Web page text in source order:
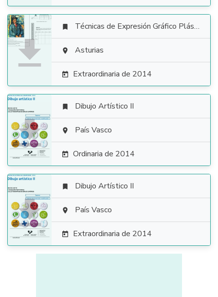

 Técnicas de Expresión Gráfico Plástica
 Asturias
 Extraordinaria de 2014

 Dibujo Artístico II
 País Vasco
 Ordinaria de 2014

 Dibujo Artístico II
 País Vasco
 Extraordinaria de 2014